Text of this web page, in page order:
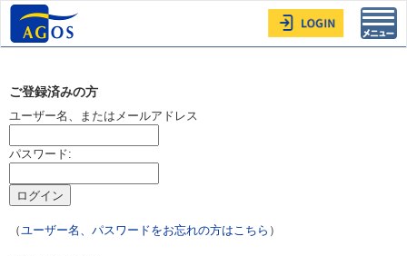
ご登録済みの方
ユーザー名、またはメールアドレス
パスワード:
（ユーザー名、パスワードをお忘れの方はこちら ）